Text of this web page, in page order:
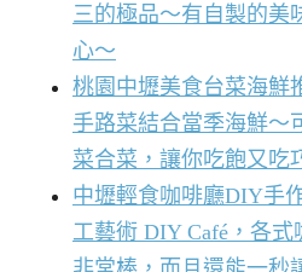
三的極品～有自製的美
心～
桃園中壢美食台菜海鮮
手路菜結合當季海鮮～
菜合菜，讓你吃飽又吃
中壢輕食咖啡廳DIY手
工藝術 DIY Café，各